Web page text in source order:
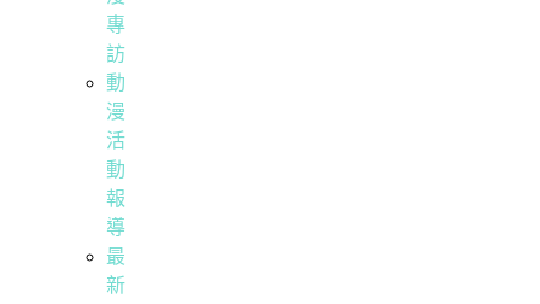
專
訪
動
漫
活
動
報
導
最
新